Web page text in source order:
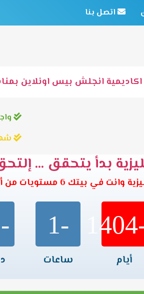
اتصل بنا
اكاديمية انجلش بيس اونلاين
بدأ يتحقق ...
من أكسفورد. الدورات القادمة تبدأ خلال:
-
أيام
-1
ساعات
-60